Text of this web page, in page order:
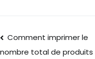
Comment imprimer le
nombre total de produits